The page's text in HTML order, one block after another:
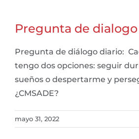
Pregunta de
Pregunta de diálogo diario:
tengo dos opciones: seguir
sueños o despertarme y
¿CMSADE?
mayo 31, 2022